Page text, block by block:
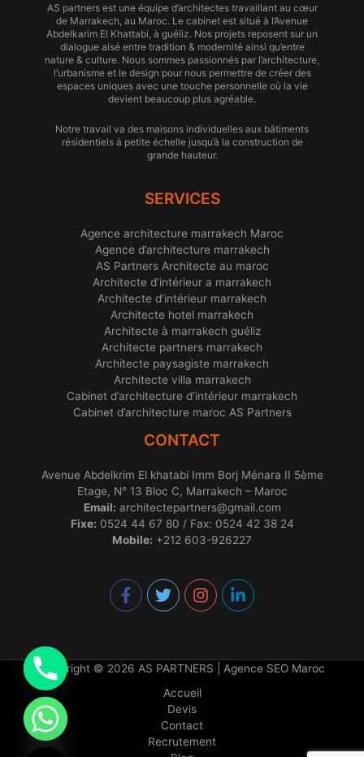
AS partners est une équipe d’architectes travaillant au cœur
de Marrakech, au Maroc. Le cabinet est situé à l’Avenue
Abdelkarim El Khattabi, à guéliz. Nos projets reposent sur un
dialogue aisé entre tradition & modernité ainsi qu’entre
nature & culture. Nous sommes passionnés par l’architecture,
l’urbanisme et le design pour nous permettre de créer des
espaces uniques avec une touche personnelle où la vie
devient beaucoup plus agréable.
Notre travail va des maisons individuelles aux bâtiments
résidentiels à petite échelle jusqu’à la construction de
grande hauteur.
SERVICES
Agence architecture marrakech Maroc
Agence d’architecture marrakech
AS Partners Architecte au maroc
Architecte d’intérieur a marrakech
Architecte d’intérieur marrakech
Architecte hotel marrakech
Architecte à marrakech guéliz
Architecte partners marrakech
Architecte paysagiste marrakech
Architecte villa marrakech
Cabinet d’architecture d’intérieur marrakech
Cabinet d’architecture maroc AS Partners
CONTACT
Avenue Abdelkrim El khatabi Imm Borj Ménara II 5ème
Etage, N° 13 Bloc C, Marrakech – Maroc
Email: architectepartners@gmail.com
Fixe: 0524 44 67 80 / Fax: 0524 42 38 24
Mobile: +212 603-926227
Copyright © 2026 AS PARTNERS | Agence SEO Maroc
Accueil
Devis
Contact
Recrutement
Hide
chaty